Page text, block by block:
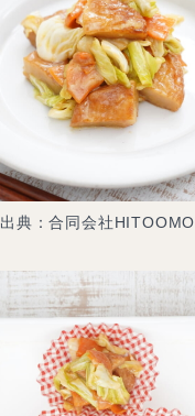
出典：合同会社HITOOMOI